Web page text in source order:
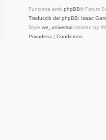
Funciona amb phpBB® Forum
Traducció del phpBB: Isaac
Style we_universalcreated by
Privadesa | Condicions